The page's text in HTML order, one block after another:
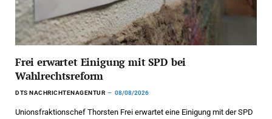
Frei erwartet Einigung mit SPD bei
Wahlrechtsreform
DTS NACHRICHTENAGENTUR 08/08/2026
Unionsfraktionschef Thorsten Frei erwartet eine Einigung mit der SPD